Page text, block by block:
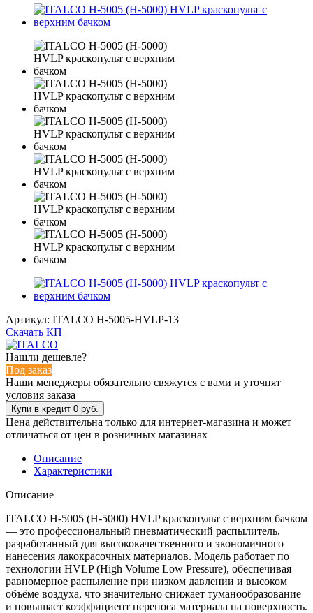
Артикул: ITALCO H-5005-HVLP-13
Скачать КП
Нашли дешевле?
Под заказ
Наши менеджеры обязательно свяжутся с вами и уточнят
условия заказа
Цена действительна только для интернет-магазина и может
отличаться от цен в розничных магазинах
Описание
Характеристики
Описание
ITALCO H-5005 (H-5000) HVLP краскопульт с верхним бачком
— это профессиональный пневматический распылитель,
разработанный для высококачественного и экономичного
нанесения лакокрасочных материалов. Модель работает по
технологии HVLP (High Volume Low Pressure), обеспечивая
равномерное распыление при низком давлении и высоком
объёме воздуха, что значительно снижает туманообразование
и повышает коэффициент переноса материала на поверхность.